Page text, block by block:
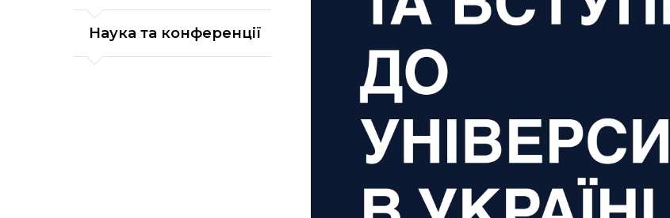
Наука та конференції